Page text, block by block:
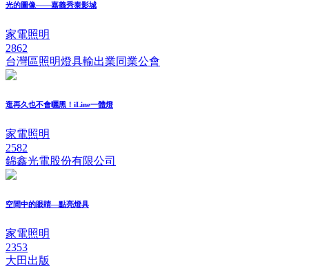
光的圖像——嘉義秀泰影城
家電照明
2862
台灣區照明燈具輸出業同業公會
逛再久也不會曬黑！iLine一體燈
家電照明
2582
錦鑫光電股份有限公司
空間中的眼睛—點亮燈具
家電照明
2353
大田出版